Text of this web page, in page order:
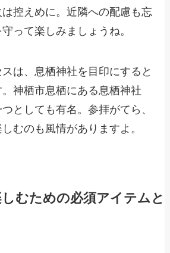
控えめに。近隣への配慮も忘
って楽しみましょうね。
は、息栖神社を目印にすると
神栖市息栖にある息栖神社
としても有名。参拝がてら、
むのも風情がありますよ。
むための必須アイテムと